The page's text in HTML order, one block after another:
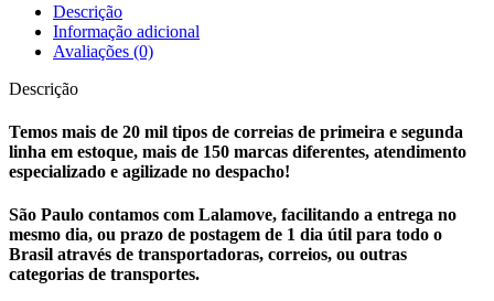
Descrição
Informação adicional
Avaliações (0)
Descrição
Temos mais de 20 mil tipos de correias de primeira e segunda
linha em estoque, mais de 150 marcas diferentes, atendimento
especializado e agilizade no despacho!
São Paulo contamos com Lalamove, facilitando a entrega no
mesmo dia, ou prazo de postagem de 1 dia útil para todo o
Brasil através de transportadoras, correios, ou outras
categorias de transportes.